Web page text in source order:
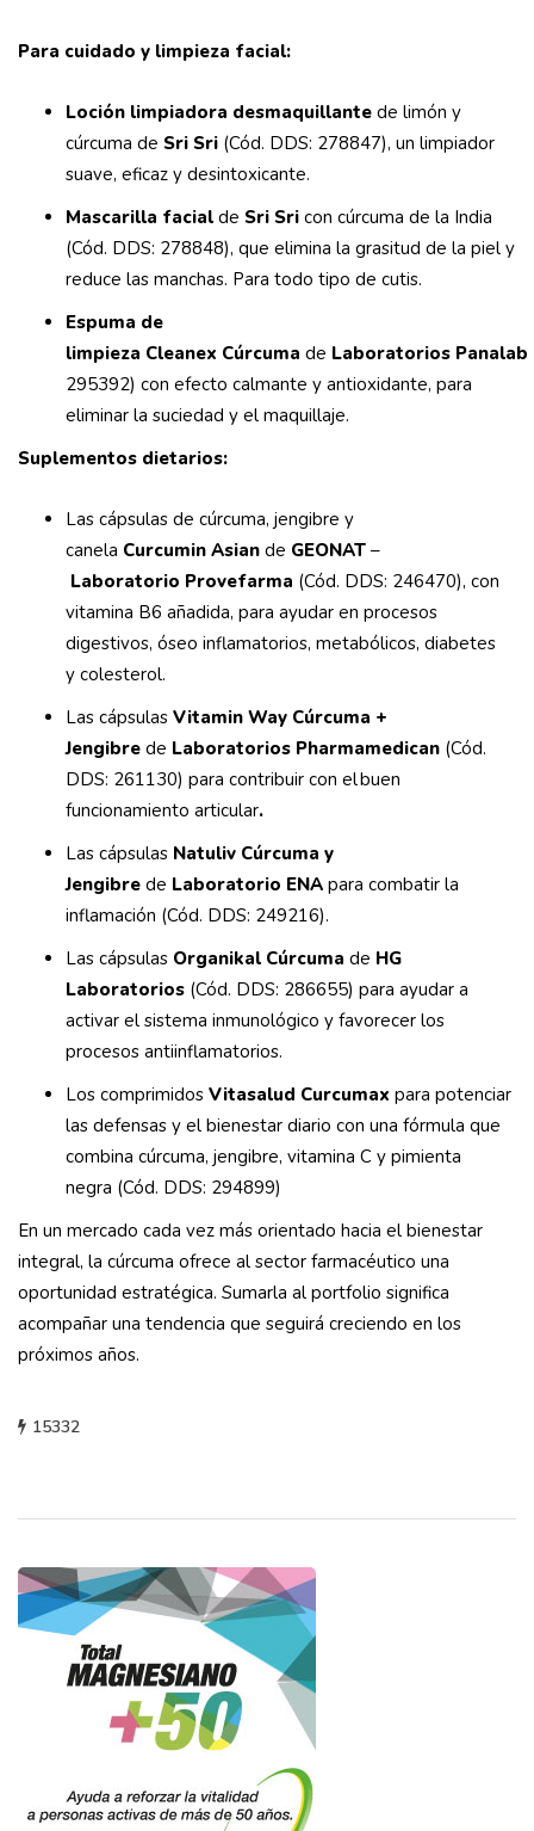
Para cuidado y limpieza facial:
Loción limpiadora desmaquillante de limón y
cúrcuma de Sri Sri (Cód. DDS: 278847), un limpiador
suave, eficaz y desintoxicante.
Mascarilla facial de Sri Sri con cúrcuma de la India
(Cód. DDS: 278848), que elimina la grasitud de la piel y
reduce las manchas. Para todo tipo de cutis.
Espuma de
limpieza Cleanex Cúrcuma de Laboratorios Panalab
295392) con efecto calmante y antioxidante, para
eliminar la suciedad y el maquillaje.
Suplementos dietarios:
Las cápsulas de cúrcuma, jengibre y
canela Curcumin Asian de GEONAT –
Laboratorio Provefarma (Cód. DDS: 246470), con
vitamina B6 añadida, para ayudar en procesos
digestivos, óseo inflamatorios, metabólicos, diabetes
y colesterol.
Las cápsulas Vitamin Way Cúrcuma +
Jengibre de Laboratorios Pharmamedican (Cód.
DDS: 261130) para contribuir con el buen
funcionamiento articular.
Las cápsulas Natuliv Cúrcuma y
Jengibre de Laboratorio ENA para combatir la
inflamación (Cód. DDS: 249216).
Las cápsulas Organikal Cúrcuma de HG
Laboratorios (Cód. DDS: 286655) para ayudar a
activar el sistema inmunológico y favorecer los
procesos antiinflamatorios.
Los comprimidos Vitasalud Curcumax para potenciar
las defensas y el bienestar diario con una fórmula que
combina cúrcuma, jengibre, vitamina C y pimienta
negra (Cód. DDS: 294899)
En un mercado cada vez más orientado hacia el bienestar
integral, la cúrcuma ofrece al sector farmacéutico una
oportunidad estratégica. Sumarla al portfolio significa
acompañar una tendencia que seguirá creciendo en los
próximos años.
15332